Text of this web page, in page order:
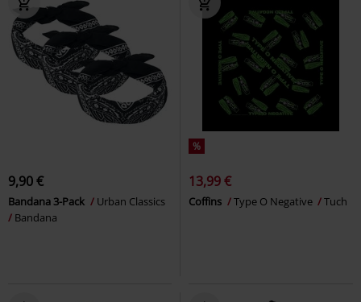
9,90 €
Bandana 3-Pack
Urban Classics
Bandana
%
13,99 €
Coffins Type O Negative Tuch